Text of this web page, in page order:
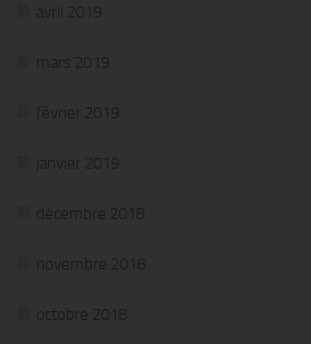
avril 2019
mars 2019
février 2019
janvier 2019
décembre 2018
novembre 2018
octobre 2018